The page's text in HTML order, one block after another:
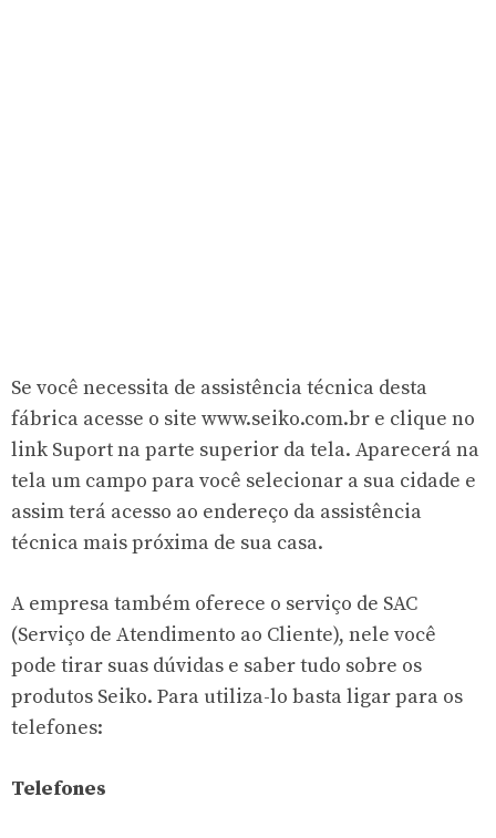
Se você necessita de assistência técnica desta
fábrica acesse o site www.seiko.com.br e clique no
link Suport na parte superior da tela. Aparecerá na
tela um campo para você selecionar a sua cidade e
assim terá acesso ao endereço da assistência
técnica mais próxima de sua casa.
A empresa também oferece o serviço de SAC
(Serviço de Atendimento ao Cliente), nele você
pode tirar suas dúvidas e saber tudo sobre os
produtos Seiko. Para utiliza-lo basta ligar para os
telefones:
Telefones